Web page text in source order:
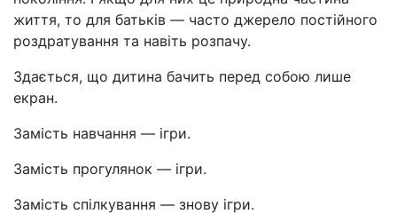
життя, то для батьків — часто джерело постійного
роздратування та навіть розпачу.
Здається, що дитина бачить перед собою лише
екран.
Замість навчання — ігри.
Замість прогулянок — ігри.
Замість спілкування — знову ігри.